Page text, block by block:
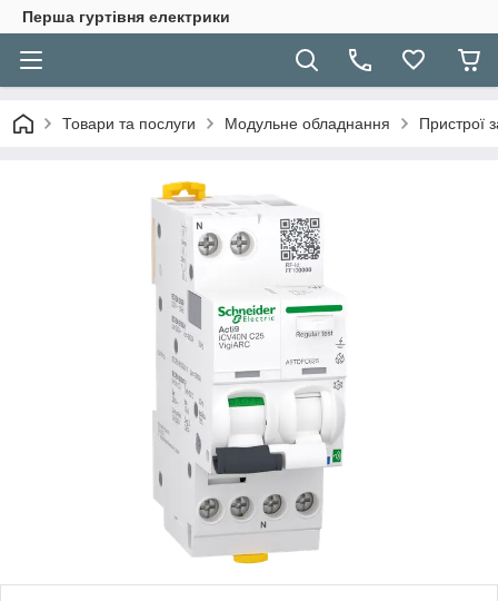
Перша гуртівня електрики
Товари та послуги Модульне обладнання Пристрої